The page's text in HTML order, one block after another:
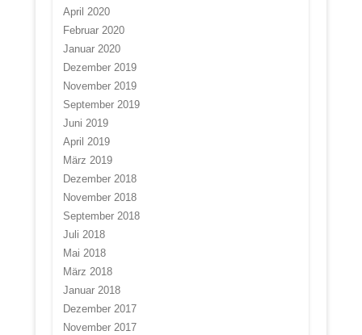
April 2020
Februar 2020
Januar 2020
Dezember 2019
November 2019
September 2019
Juni 2019
April 2019
März 2019
Dezember 2018
November 2018
September 2018
Juli 2018
Mai 2018
März 2018
Januar 2018
Dezember 2017
November 2017